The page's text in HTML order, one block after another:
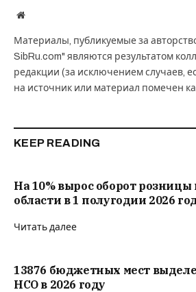
Website
Материалы, публикуемые за
SibRu.com" являются результатом
редакции (за исключением случаев,
на источник или материал помечен
KEEP READING
На 10% вырос оборот розницы
области в 1 полугодии 2026
Читать далее
13876 бюджетных мест
НСО в 2026 году